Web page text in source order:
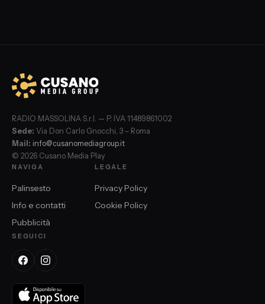
RADIO MASSOLINA S.r.l. — P. IVA 11489861002
Sede: Via Don Carlo Gnocchi, 3 – Roma
Mail: info@cusanomediagroup.it
© 2026 Cusano Media Play
NAVIGA
Palinsesto
Info e contatti
Pubblicità
LEGALE
Privacy Policy
Cookie Policy
SEGUICI